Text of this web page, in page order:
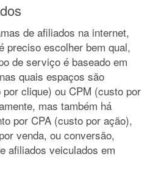
de afiliados na internet,
preciso escolher bem qual,
de serviço é baseado em
quais espaços são
clique) ou CPM (custo por
mas também há
por CPA (custo por ação),
venda, ou conversão,
afiliados veiculados em